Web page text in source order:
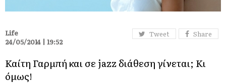
Tweet Share
Life
24/05/2014 | 19:52
Καίτη Γαρμπή και σε jazz διάθεση γίνεται; Κι
όμως!